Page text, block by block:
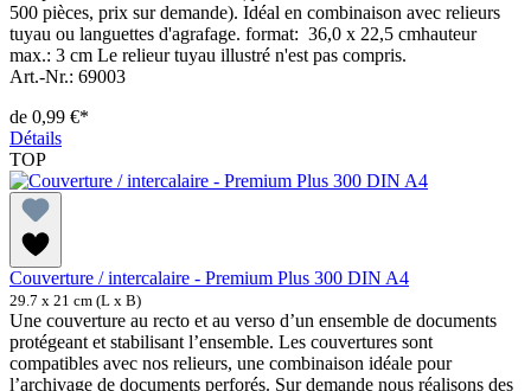
500 pièces, prix sur demande). Idéal en combinaison avec relieurs
tuyau ou languettes d'agrafage. format: 36,0 x 22,5 cmhauteur
max.: 3 cm Le relieur tuyau illustré n'est pas compris.
Art.-Nr.: 69003
de 0,99 €*
Détails
TOP
Couverture / intercalaire - Premium Plus 300 DIN A4
29.7 x 21 cm (L x B)
Une couverture au recto et au verso d’un ensemble de documents
protégeant et stabilisant l’ensemble. Les couvertures sont
compatibles avec nos relieurs, une combinaison idéale pour
l’archivage de documents perforés. Sur demande nous réalisons des